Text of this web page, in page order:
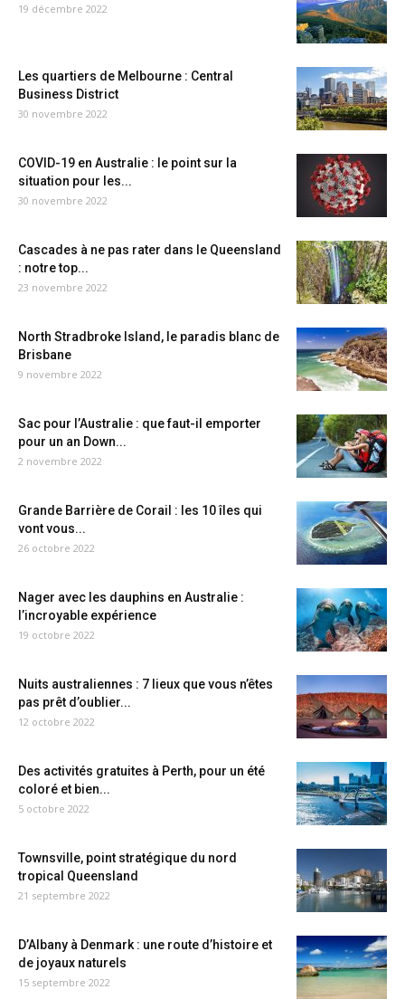
19 décembre 2022
Les quartiers de Melbourne : Central
Business District
30 novembre 2022
COVID-19 en Australie : le point sur la
situation pour les...
30 novembre 2022
Cascades à ne pas rater dans le Queensland
: notre top...
23 novembre 2022
North Stradbroke Island, le paradis blanc de
Brisbane
9 novembre 2022
Sac pour l’Australie : que faut-il emporter
pour un an Down...
2 novembre 2022
Grande Barrière de Corail : les 10 îles qui
vont vous...
26 octobre 2022
Nager avec les dauphins en Australie :
l’incroyable expérience
19 octobre 2022
Nuits australiennes : 7 lieux que vous n’êtes
pas prêt d’oublier...
12 octobre 2022
Des activités gratuites à Perth, pour un été
coloré et bien...
5 octobre 2022
Townsville, point stratégique du nord
tropical Queensland
21 septembre 2022
D’Albany à Denmark : une route d’histoire et
de joyaux naturels
15 septembre 2022